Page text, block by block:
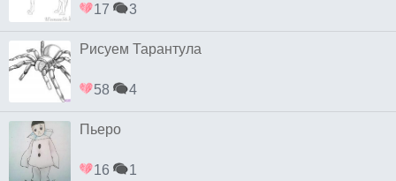
17 3
Рисуем Тарантула
58 4
Пьеро
16 1